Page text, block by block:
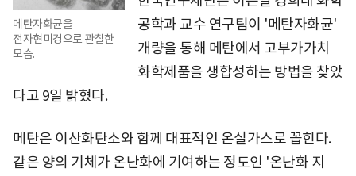
메탄자화균을
전자현미경으로 관찰한
모습.
공학과 교수 연구팀이 '메탄자화균'
개량을 통해 메탄에서 고부가가치
화학제품을 생합성하는 방법을 찾았
다고 9일 밝혔다.
메탄은 이산화탄소와 함께 대표적인 온실가스로 꼽힌다.
같은 양의 기체가 온난화에 기여하는 정도인 '온난화 지